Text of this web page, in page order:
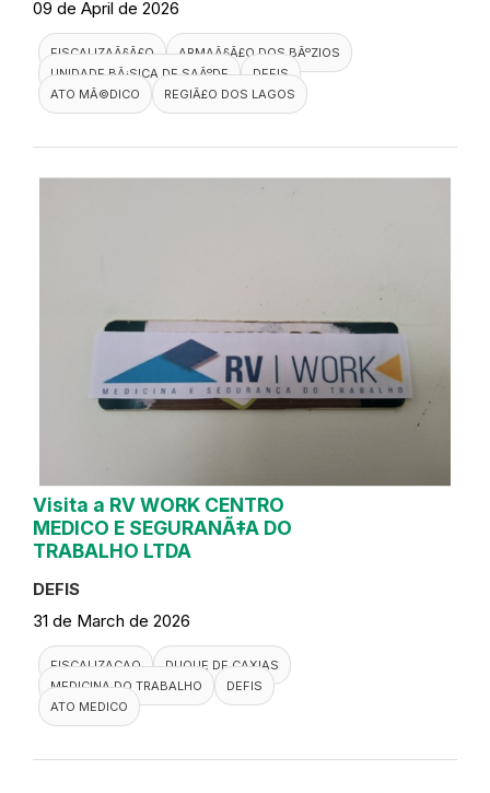
09 de April de 2026
FISCALIZAÃ§Ã£O
ARMAÃ§Ã£O DOS BÃºZIOS
UNIDADE BÃ¡SICA DE SAÃºDE
DEFIS
ATO MÃ©DICO
REGIÃ£O DOS LAGOS
Visita a RV WORK CENTRO
MEDICO E SEGURANÃ‡A DO
TRABALHO LTDA
DEFIS
31 de March de 2026
FISCALIZACAO
DUQUE DE CAXIAS
MEDICINA DO TRABALHO
DEFIS
ATO MEDICO